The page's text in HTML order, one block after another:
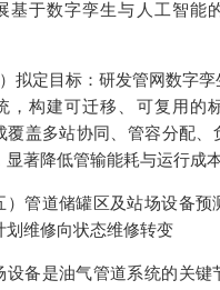
基于数字孪生与人工智能
）拟定目标：研发管网数字
，构建可迁移、可复用的
覆盖多站协同、管容分配、
显著降低管输能耗与运行成本
）管道储罐区及站场设备
划维修向状态维修转变
设备是油气管道系统的关键